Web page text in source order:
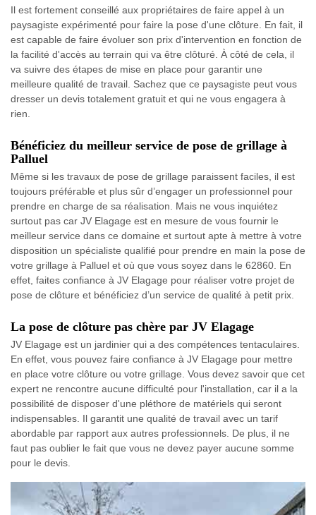
Il est fortement conseillé aux propriétaires de faire appel à un
paysagiste expérimenté pour faire la pose d'une clôture. En fait, il
est capable de faire évoluer son prix d'intervention en fonction de
la facilité d'accès au terrain qui va être clôturé. À côté de cela, il
va suivre des étapes de mise en place pour garantir une
meilleure qualité de travail. Sachez que ce paysagiste peut vous
dresser un devis totalement gratuit et qui ne vous engagera à
rien.
Bénéficiez du meilleur service de pose de grillage à
Palluel
Même si les travaux de pose de grillage paraissent faciles, il est
toujours préférable et plus sûr d’engager un professionnel pour
prendre en charge de sa réalisation. Mais ne vous inquiétez
surtout pas car JV Elagage est en mesure de vous fournir le
meilleur service dans ce domaine et surtout apte à mettre à votre
disposition un spécialiste qualifié pour prendre en main la pose de
votre grillage à Palluel et où que vous soyez dans le 62860. En
effet, faites confiance à JV Elagage pour réaliser votre projet de
pose de clôture et bénéficiez d’un service de qualité à petit prix.
La pose de clôture pas chère par JV Elagage
JV Elagage est un jardinier qui a des compétences tentaculaires.
En effet, vous pouvez faire confiance à JV Elagage pour mettre
en place votre clôture ou votre grillage. Vous devez savoir que cet
expert ne rencontre aucune difficulté pour l'installation, car il a la
possibilité de disposer d'une pléthore de matériels qui seront
indispensables. Il garantit une qualité de travail avec un tarif
abordable par rapport aux autres professionnels. De plus, il ne
faut pas oublier le fait que vous ne devez payer aucune somme
pour le devis.